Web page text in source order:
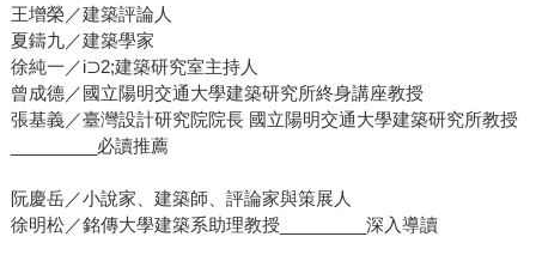
王增榮／建築評論人
夏鑄九／建築學家
徐純一／i⊃2;建築研究室主持人
曾成德／國立陽明交通大學建築研究所終身講座教授
張基義／臺灣設計研究院院長 國立陽明交通大學建築研究所教授
_________必讀推薦
阮慶岳／小說家、建築師、評論家與策展人
徐明松／銘傳大學建築系助理教授_________深入導讀